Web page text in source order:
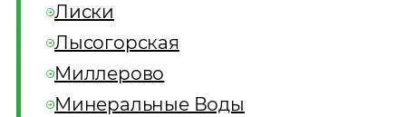
Лиски
Лысогорская
Миллерово
Минеральные Воды